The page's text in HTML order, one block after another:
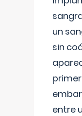
un
sin
entre